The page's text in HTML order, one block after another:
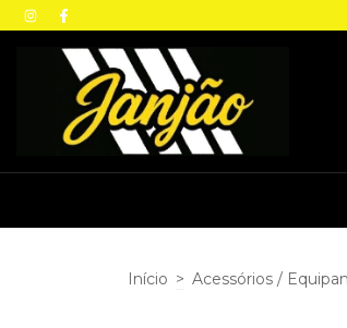
Início > Acessórios /